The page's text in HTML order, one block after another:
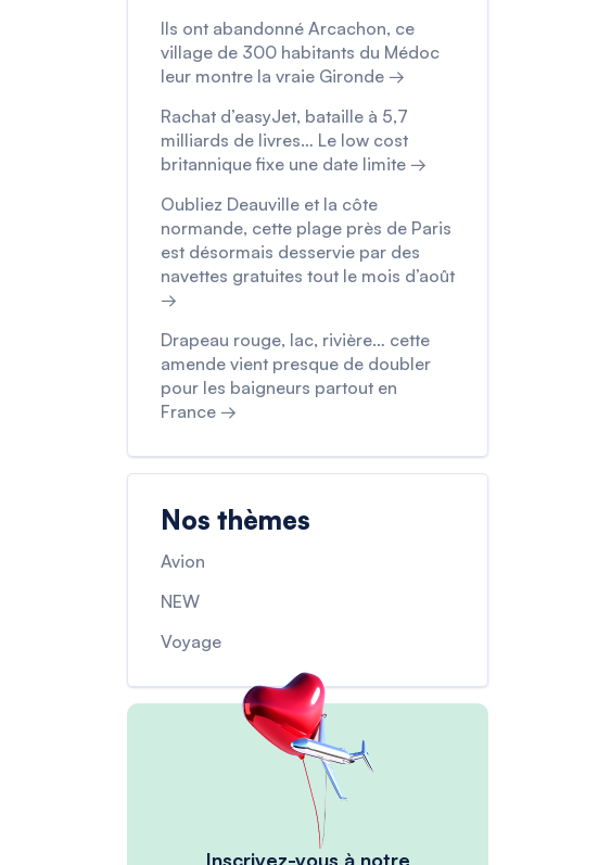
Ils ont abandonné Arcachon, ce
village de 300 habitants du Médoc
leur montre la vraie Gironde →
Rachat d’easyJet, bataille à 5,7
milliards de livres… Le low cost
britannique fixe une date limite →
Oubliez Deauville et la côte
normande, cette plage près de Paris
est désormais desservie par des
navettes gratuites tout le mois d’août
→
Drapeau rouge, lac, rivière… cette
amende vient presque de doubler
pour les baigneurs partout en
France →
Nos thèmes
Avion
NEW
Voyage
Inscrivez-vous à notre